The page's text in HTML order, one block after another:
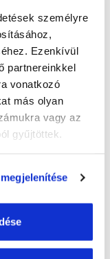
személyre
Ezenkívül
partnereinkkel
vonatkozó
más olyan
vagy az
gyűjtöttek.
jelentések is
keresztül a
nélkül
a letöltési
járművéhez,
az útvonaltól